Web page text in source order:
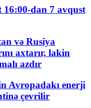
16:00-dan 7 avqust
və Rusiya
axtarır, lakin
azdır
Avropadakı enerji
çevrilir